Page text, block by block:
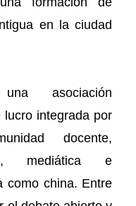
en la ciudad
asociación
lucro integrada por
docente,
mediática e
como china. Entre